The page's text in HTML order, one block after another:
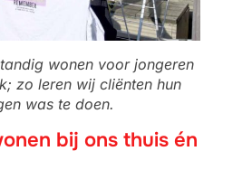
wonen voor jongeren
zo leren wij cliënten hun
was te doen.
bij ons thuis én